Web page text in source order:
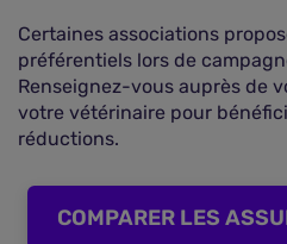
Certaines associations
préférentiels lors de
Renseignez-vous auprès de
votre vétérinaire pour
réductions.
COMPARER LES